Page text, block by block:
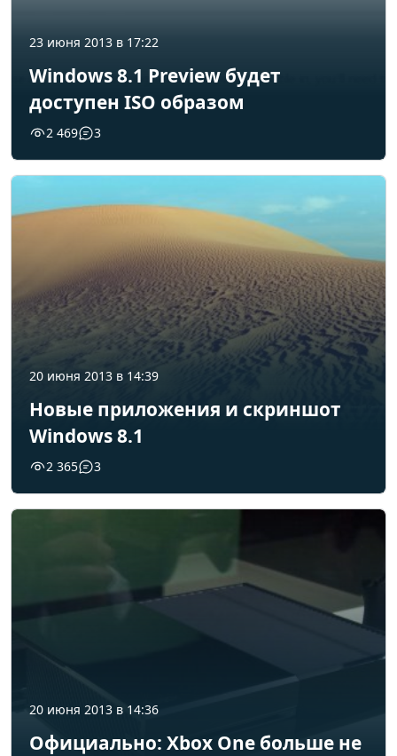
23 июня 2013 в 17:22
Windows 8.1 Preview будет
доступен ISO образом
2 469 3
20 июня 2013 в 14:39
Новые приложения и скриншот
Windows 8.1
2 365 3
20 июня 2013 в 14:36
Официально: Xbox One больше не